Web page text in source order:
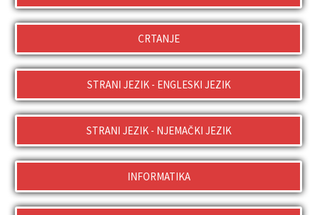
CRTANJE
STRANI JEZIK - ENGLESKI JEZIK
STRANI JEZIK - NJEMAČKI JEZIK
INFORMATIKA